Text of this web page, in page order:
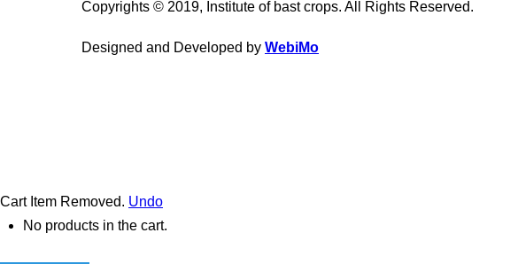
Copyrights © 2019, Institute of bast crops. All Rights Reserved.
Designed and Developed by WebiMo
Cart Item Removed. Undo
No products in the cart.